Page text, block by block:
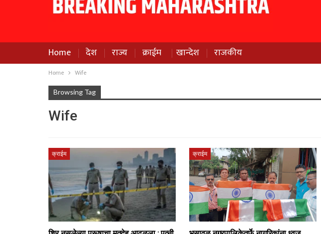
Home देश राज्य क्राईम खान्देश राजकीय
Home Wife
Browsing Tag
Wife
क्राईम क्राईम